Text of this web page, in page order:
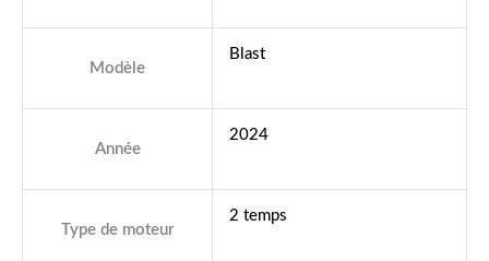
Modèle
Blast
Année
2024
Type de moteur
2 temps